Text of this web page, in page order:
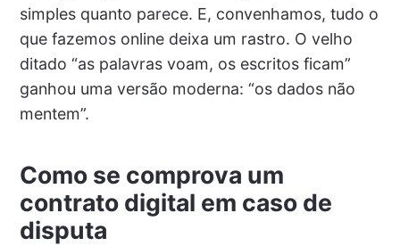
simples quanto parece. E, convenhamos, tudo o
que fazemos online deixa um rastro. O velho
ditado “as palavras voam, os escritos ficam”
ganhou uma versão moderna: “os dados não
mentem”.
Como se comprova um
contrato digital em caso de
disputa